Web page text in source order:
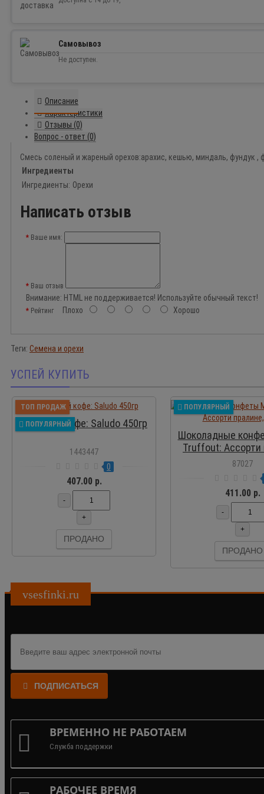
Самовывоз
Не доступен.
Описание
Характеристики
Отзывы (0)
Вопрос - ответ (0)
Смесь соленый и жареный орехов:арахис, кешью, миндаль, фундук ,
Ингредиенты
Ингредиенты: Орехи
Написать отзыв
Ваше имя:
Ваш отзыв
Внимание: HTML не поддерживается! Используйте обычный текст!
Рейтинг Плохо Хорошо
Теги: Семена и орехи
УСПЕЙ КУПИТЬ
ТОП ПРОДАЖ
ПОПУЛЯРНЫЙ
Молотый кофе: Saludo 450гр
1443447
0
407.00 р.
-
+
ПРОДАНО
ПОПУЛЯРНЫЙ
Шоколадные
Truffout: Ассорти
400 г
87027
411.00 р.
-
+
ПРОДАНО
vsesfinki.ru
ПОДПИСАТЬСЯ
ВРЕМЕННО НЕ РАБОТАЕМ
Служба поддержки
РАБОЧЕЕ ВРЕМЯ